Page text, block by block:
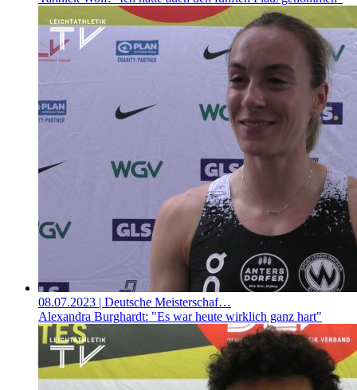
08.07.2023 | Deutsche Meisterschaf…
Alexandra Burghardt: "Es war heute wirklich ganz hart"